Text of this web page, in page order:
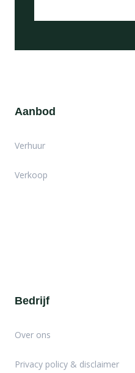
Aanbod
Verhuur
Verkoop
Bedrijf
Over ons
Privacy policy & disclaimer